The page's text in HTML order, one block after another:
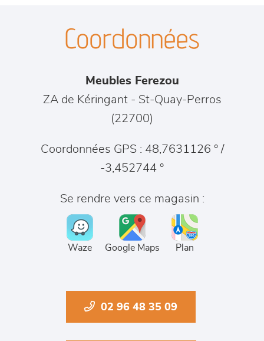
chambres et dressing
décoration
Coordonnées
Meubles Ferezou
ZA de Kéringant - St-Quay-Perros
(22700)
Coordonnées GPS : 48,7631126 ° /
-3,452744 °
Se rendre vers ce magasin :
Waze Google Maps Plan
02 96 48 35 09